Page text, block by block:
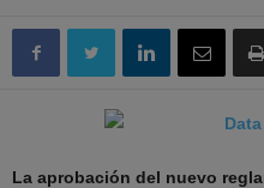
La aprobación del nuevo